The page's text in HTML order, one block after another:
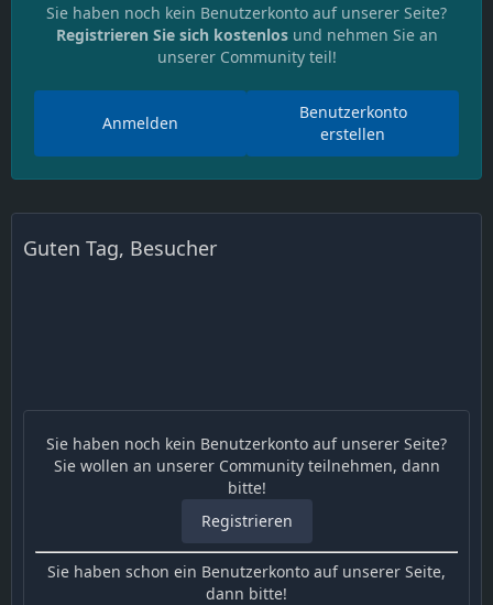
Sie haben noch kein Benutzerkonto auf unserer Seite?
Registrieren Sie sich kostenlosund nehmen Sie an
unserer Community teil!
Benutzerkonto
erstellen
Anmelden
Guten Tag, Besucher
Sie haben noch kein Benutzerkonto auf unserer Seite?
Sie wollen an unserer Community teilnehmen, dann
bitte!
Registrieren
Sie haben schon ein Benutzerkonto auf unserer Seite,
dann bitte!